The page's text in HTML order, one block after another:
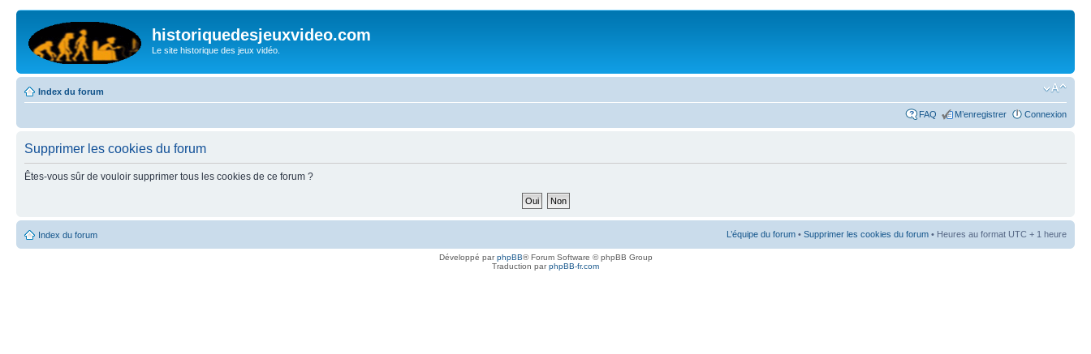
historiquedesjeuxvideo.com
Le site historique des jeux vidéo.
Index du forum
FAQ M’enregistrer Connexion
Supprimer les cookies du forum
Êtes-vous sûr de vouloir supprimer tous les cookies de ce forum ?
Index du forum L’équipe du forum • Supprimer les cookies du forum • Heures au format UTC + 1 heure
Développé parphpBB® Forum Software © phpBB Group
Traduction parphpBB-fr.com